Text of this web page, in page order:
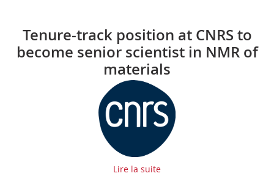
Tenure-track position at CNRS to
become senior scientist in NMR of
materials
Lire la suite